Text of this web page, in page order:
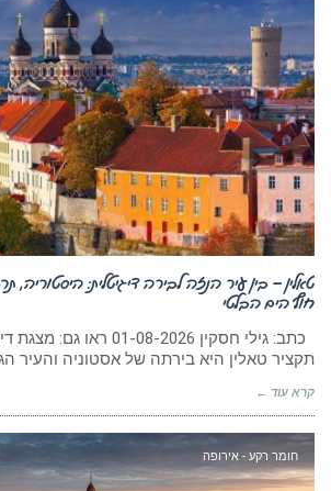
טאלין – בין עיר הנזה לבירה דיגיטלית: היסטוריה,
חוף הים הבלטי
כתב: גילי חסקין 01-08-
תקציר טאלין היא בירתה של אסטוניה והעיר
קרא עוד ←
חומר רקע - אירופה